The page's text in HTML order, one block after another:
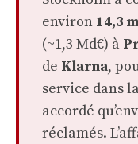
environ 14,3
(~1,3 Md€) à
de Klarna,
service dans
accordé
réclamés.